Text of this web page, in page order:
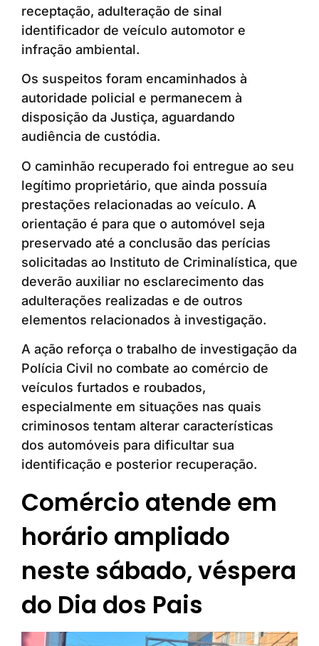
receptação, adulteração de sinal
identificador de veículo automotor e
infração ambiental.
Os suspeitos foram encaminhados à
autoridade policial e permanecem à
disposição da Justiça, aguardando
audiência de custódia.
O caminhão recuperado foi entregue ao seu
legítimo proprietário, que ainda possuía
prestações relacionadas ao veículo. A
orientação é para que o automóvel seja
preservado até a conclusão das perícias
solicitadas ao Instituto de Criminalística, que
deverão auxiliar no esclarecimento das
adulterações realizadas e de outros
elementos relacionados à investigação.
A ação reforça o trabalho de investigação da
Polícia Civil no combate ao comércio de
veículos furtados e roubados,
especialmente em situações nas quais
criminosos tentam alterar características
dos automóveis para dificultar sua
identificação e posterior recuperação.
Comércio atende em
horário ampliado
neste sábado, véspera
do Dia dos Pais